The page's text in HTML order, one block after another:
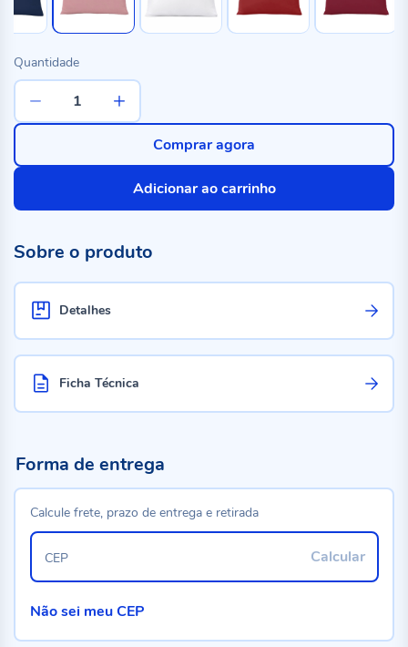
Quantidade
Adicionar ao carrinho
Comprar agora
Sobre o produto
Detalhes
Ficha Técnica
Forma de entrega
Calcule frete, prazo de entrega e retirada
Calcular
CEP
Não sei meu CEP